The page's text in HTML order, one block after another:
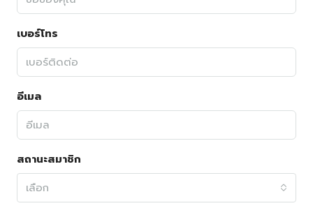
เบอร์โทร
อีเมล
สถานะสมาชิก
เลือก